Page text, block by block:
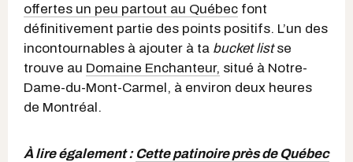
offertes un peu partout au Québec font
définitivement partie des points positifs. L’un des
incontournables à ajouter à ta bucket listse
trouve au Domaine Enchanteur, situé à Notre-
Dame-du-Mont-Carmel, à environ deux heures
de Montréal.
À lire également : Cette patinoire près de Québec